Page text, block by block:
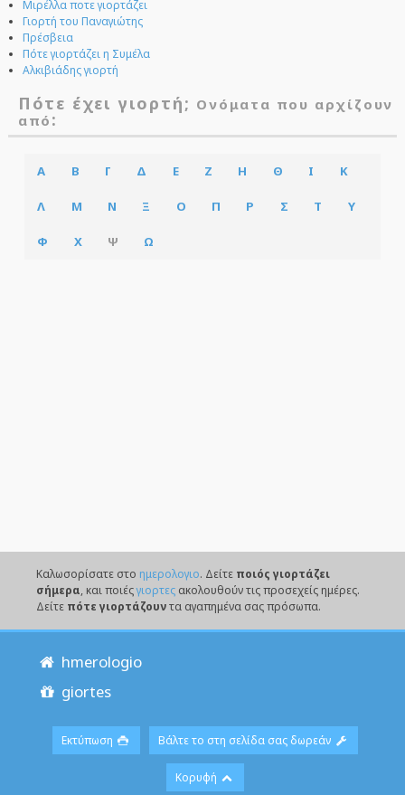
Μιρέλλα ποτε γιορτάζει
Γιορτή του Παναγιώτης
Πρέσβεια
Πότε γιορτάζει η Συμέλα
Αλκιβιάδης γιορτή
Πότε έχει γιορτή; Ονόματα που αρχίζουν
από :
Α Β Γ Δ Ε Ζ Η Θ Ι Κ
Λ Μ Ν Ξ Ο Π Ρ Σ Τ Υ
Φ Χ Ψ Ω
Καλωσορίσατε στο ημερολογιο. Δείτε ποιός γιορτάζει
σήμερα, και ποιέςγιορτεςακολουθούν τις προσεχείς ημέρες.
Δείτε πότε γιορτάζουντα αγαπημένα σας πρόσωπα.
hmerologio
giortes
Εκτύπωση Βάλτε το στη σελίδα σας δωρεάν
Κορυφή